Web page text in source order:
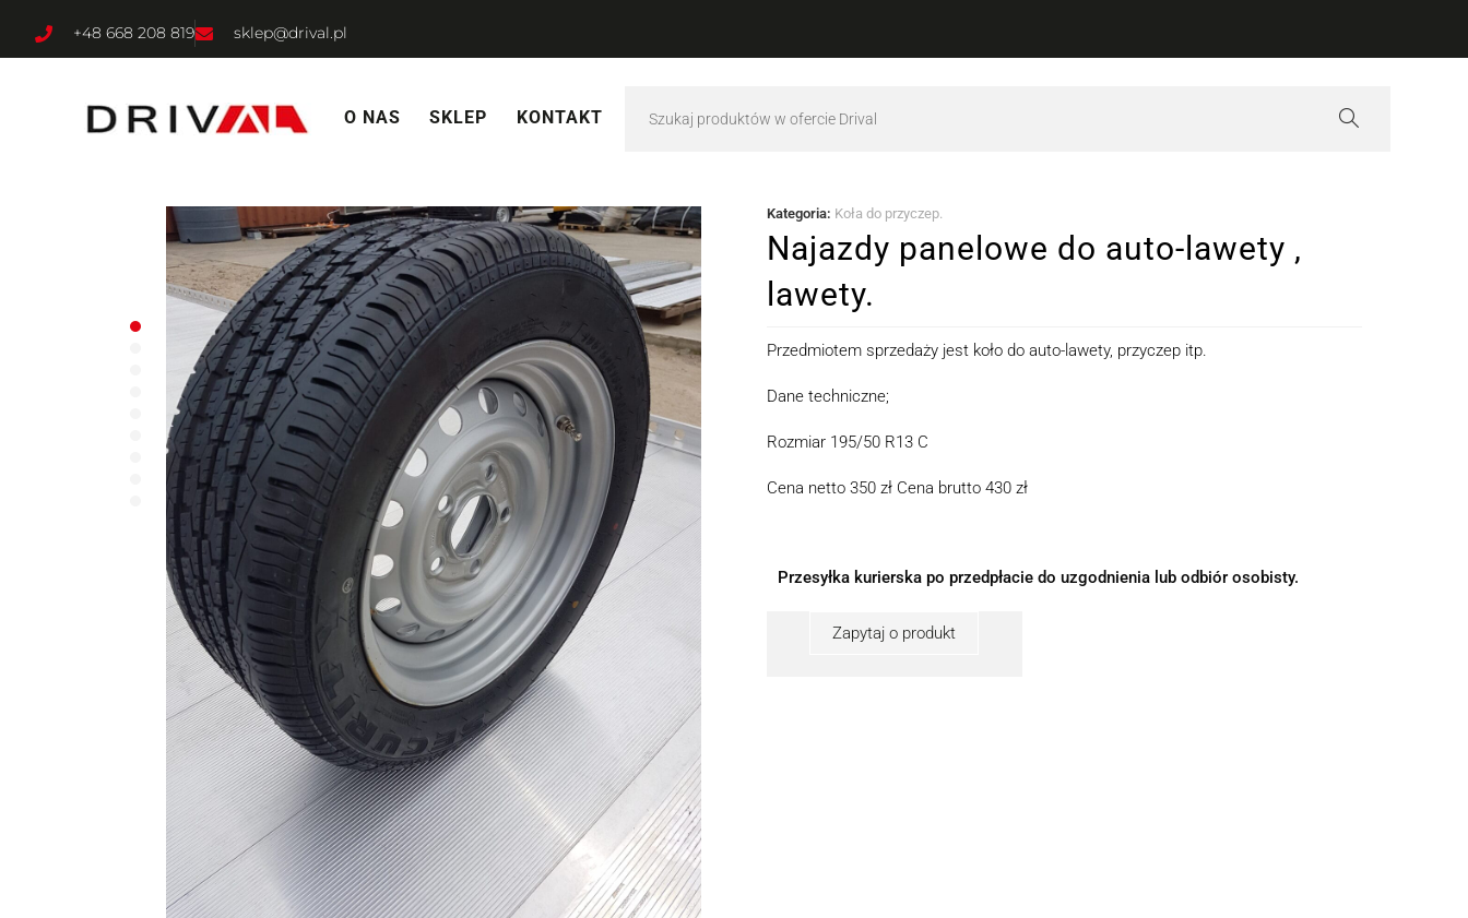
+48 668 208 819 sklep@drival.pl
O NAS SKLEP KONTAKT
Kategoria: Koła do przyczep.
Najazdy panelowe do auto-lawety ,
lawety.
Przedmiotem sprzedaży jest koło do auto-lawety, przyczep itp.
Dane techniczne;
Rozmiar 195/50 R13 C
Cena netto 350 zł Cena brutto 430 zł
Przesyłka kurierska po przedpłacie do uzgodnienia lub odbiór osobisty.
Zapytaj o produkt